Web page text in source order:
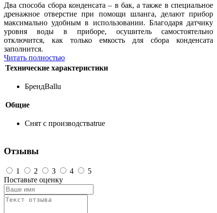
Два способа сбора конденсата – в бак, а также в специальное
дренажное отверстие при помощи шланга, делают прибор
максимально удобным в использовании. Благодаря датчику
уровня воды в приборе, осушитель самостоятельно
отключится, как только емкость для сбора конденсата
заполнится.
Читать полностью
Технические характеристики
БрендBallu
Общие
Снят с производстваtrue
Отзывы
1 2 3 4
5
Поставьте оценку